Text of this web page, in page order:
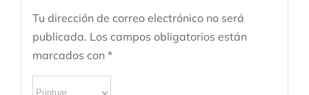
Tu dirección de correo electrónico no será
publicada. Los campos obligatorios están
marcados con *